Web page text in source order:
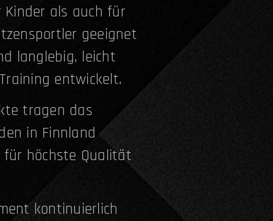
als auch für
geeignet
langlebig, leicht
entwickelt.
tragen das
in Finnland
höchste Qualität
kontinuierlich